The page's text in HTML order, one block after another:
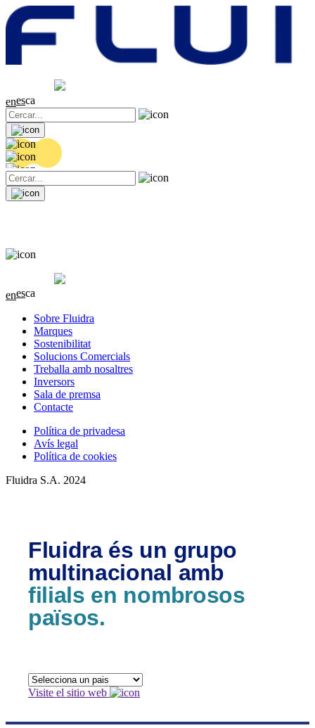
0.06 (+0.3%)
enesca
0.06 (+0.3%)
enesca
Sobre Fluidra
Marques
Sostenibilitat
Solucions Comercials
Treballa amb nosaltres
Inversors
Sala de premsa
Contacte
Política de privadesa
Avís legal
Política de cookies
Fluidra S.A. 2024
Fluidra és un grupo
multinacional amb
filials en nombrosos
països.
Visite el sitio web